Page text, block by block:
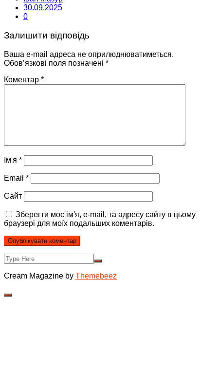
30.09.2025
0
Залишити відповідь
Ваша e-mail адреса не оприлюднюватиметься.
Обов’язкові поля позначені *
Коментар *
Ім'я *
Email *
Сайт
Зберегти моє ім'я, e-mail, та адресу сайту в цьому
браузері для моїх подальших коментарів.
Cream Magazine by Themebeez